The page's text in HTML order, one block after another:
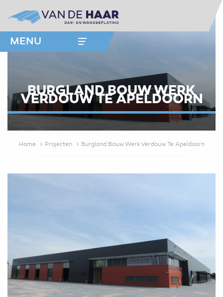
MENU
BURGLAND BOUW WERK
VERDOUW TE APELDOORN
Home Projecten Burgland Bouw Werk Verdouw Te Apeldoorn